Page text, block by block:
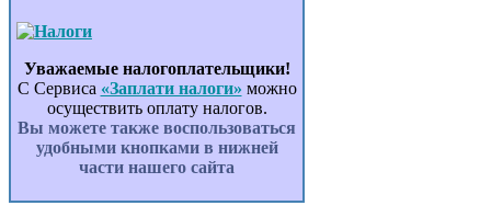
Уважаемые налогоплательщики!
С Сервиса «Заплати налоги» можно
осуществить оплату налогов.
Вы можете также воспользоваться
удобными кнопками в нижней
части нашего сайта